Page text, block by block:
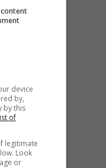
device
by,
by this
of
legitimate
Look
or